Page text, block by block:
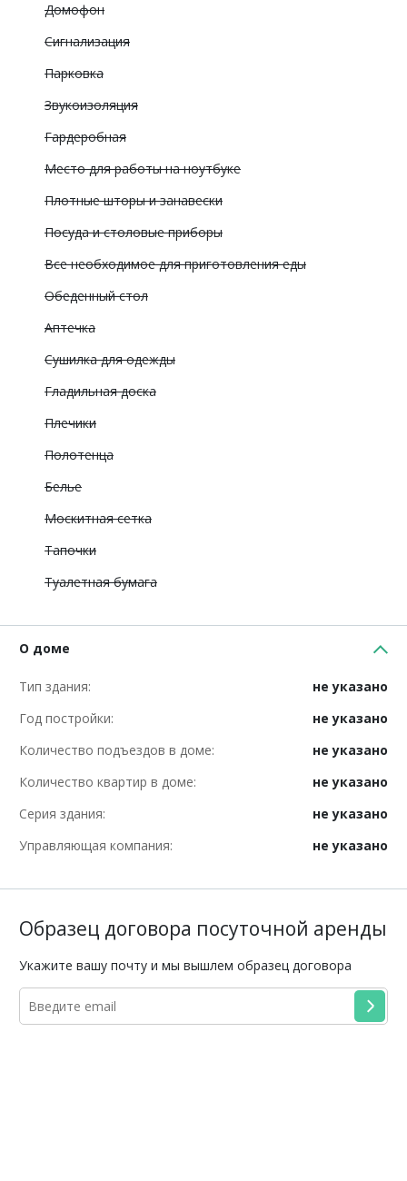
Домофон
Сигнализация
Парковка
Звукоизоляция
Гардеробная
Место для работы на ноутбуке
Плотные шторы и занавески
Посуда и столовые приборы
Все необходимое для приготовления еды
Обеденный стол
Аптечка
Сушилка для одежды
Гладильная доска
Плечики
Полотенца
Белье
Москитная сетка
Тапочки
Туалетная бумага
О доме
Тип здания:
не указано
Год постройки:
не указано
Количество подъездов в доме:
не указано
Количество квартир в доме:
не указано
Серия здания:
не указано
Управляющая компания:
не указано
Образец договора посуточной аренды
Укажите вашу почту и мы вышлем образец договора